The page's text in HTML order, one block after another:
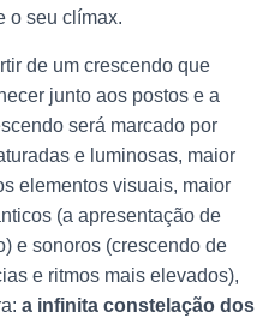
o seu clímax.
de um crescendo que
junto aos postos e a
será marcado por
e luminosas, maior
elementos visuais, maior
(a apresentação de
e sonoros (crescendo de
e ritmos mais elevados),
a infinita constelação dos